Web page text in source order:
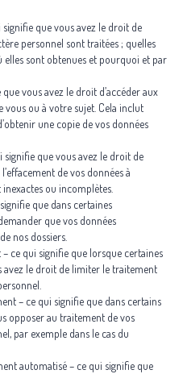
que vous avez le droit de
personnel sont traitées ; quelles
elles sont obtenues et pourquoi et par
vous avez le droit d’accéder aux
vous ou à votre sujet. Cela inclut
une copie de vos données
que vous avez le droit de
de vos données à
ou incomplètes.
que dans certaines
que vos données
nos dossiers.
ce qui signifie que lorsque certaines
avez le droit de limiter le traitement
– ce qui signifie que dans certains
opposer au traitement de vos
par exemple dans le cas du
automatisé – ce qui signifie que